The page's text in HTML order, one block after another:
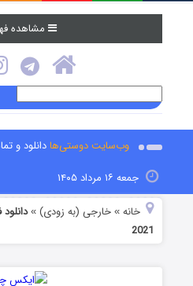
مشاهده
وب‌سایت دوستی‌هادانلود و
جمعه ۱۶ مرداد ۱۴۰۵
خانه »خارجی (به زودی) »
2021